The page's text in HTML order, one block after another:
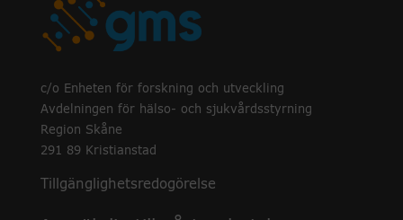
c/o Enheten för forskning och utveckling
Avdelningen för hälso- och sjukvårdsstyrning
Region Skåne
291 89 Kristianstad
Tillgänglighetsredogörelse